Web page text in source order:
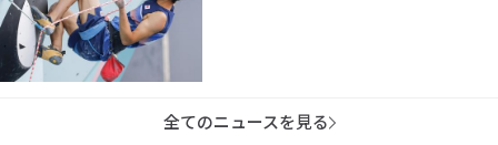
全てのニュースを見る